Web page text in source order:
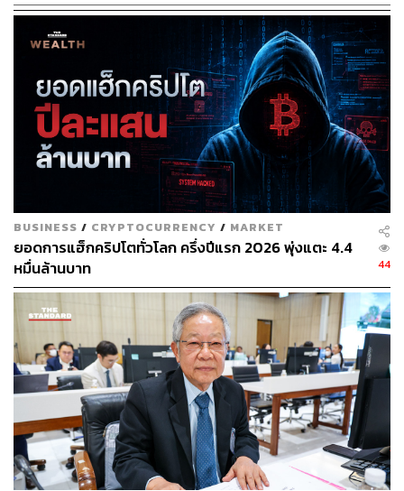
การเสนอขายโทเคนดิจิทัลและร่างหนังสือชี้ชวนต่อ ก.ล.ต.
โดยมีรายละเอียดตามที่ คณะกรรมการ ก.ล.ต. ประกาศกํา
หนด เมื่อได้รับการอนุญาตจาก ก.ล.ต. แล้ว การเสนอขายจะ
ต้องเสนอผ่านผู้ให้บริการระบบเสนอขายโทเคนดิจิทัลที่ได้รับ
ความเห็นชอบจากคณะกรรมการ ก.ล.ต. เท่านั้น
ผู้ใดฝ่าฝืนมาตรา 17 นี้จะมีโทษตามมาตรา 57 ระวางโทษจํา
คุกไม่เกิน 2 ปี หรือปรับเป็นเงินไม่เกินสองเท่าของราคาขาย
ของโทเคนดิจิทัลทั้งหมดซึ่งผู้นั้นได้เสนอขาย แต่ทั้งนี้เงินค่า
ปรับต้องไม่น้อยกว่า 500,000 บาท หรือทั้งจําทั้งปรับ
ขณะที่หมวด 6 ว่าด้วยการป้องกันการกระทําอันไม่เป็นธรรม
เกี่ยวกับการซื้อขายสินทรัพย์ดิจิทัล มาตรา 41 ยังห้ามมิให้
บุคคลใดวิเคราะห์หรือคาดการณ์ฐานะทางการเงิน ผลกา
รดําเนินงาน ข้อมูลอื่นใดที่เกี่ยวกับผู้เสนอขายโทเคนดิจิทัล
‘โดยนำข้อมูลที่รู้ว่าเป็นเท็จหรือไม่ครบถ้วน’ อันอาจก่อให้เกิด
ความสําคัญผิดในสาระสําคัญมาใช้วิเคราะห์ คาดการณ์
หรือละเลยที่จะพิจารณาความถูกต้องของข้อมูลดังกล่าวที่น่า
จะทําให้มีผลกระทบต่อ ราคาสินทรัพย์ดิจิทัลหรือต่อการ
ตัดสินใจลงทุนในสินทรัพย์ดิจิทัล
ผู้ฝ่าฝืนความตามมาตรา 41 นี้ต้องระวางโทษจําคุกไม่เกิน 2
BUSINESS / CRYPTOCURRENCY / MARKET
ยอดการแฮ็กคริปโตทั่วโลก ครึ่งปีแรก 2026 พุ่งแตะ 4.4
หมื่นล้านบาท
44